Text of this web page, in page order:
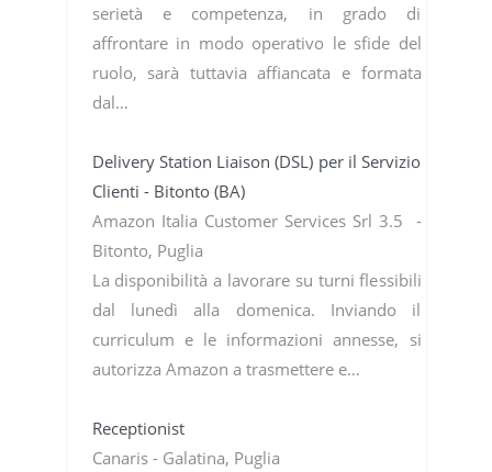
serietà e competenza, in grado di
affrontare in modo operativo le sfide del
ruolo, sarà tuttavia affiancata e formata
dal…
Delivery Station Liaison (DSL) per il Servizio
Clienti - Bitonto (BA)
Amazon Italia Customer Services Srl 3.5 -
Bitonto, Puglia
La disponibilità a lavorare su turni flessibili
dal lunedì alla domenica. Inviando il
curriculum e le informazioni annesse, si
autorizza Amazon a trasmettere e…
Receptionist
Canaris - Galatina, Puglia